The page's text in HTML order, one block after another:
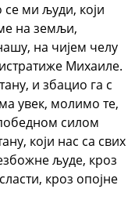
ми људи, који
на земљи,
на чијем челу
Михаиле.
и збацио га с
увек, молимо те,
силом
који нас са свих
људе, кроз
кроз опојне